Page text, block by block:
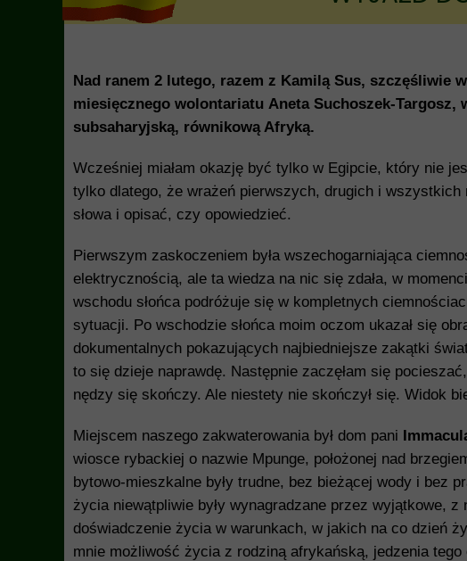
Nad ranem 2 lutego, razem z Kamilą Sus, szczęśliwie
miesięcznego wolontariatu Aneta Suchoszek-
subsaharyjską, równikową Afryką.
Wcześniej miałam okazję być tylko w Egipcie, który nie
tylko dlatego, że wrażeń pierwszych, drugich i
słowa i opisać, czy opowiedzieć.
Pierwszym zaskoczeniem była wszechogarniająca
elektrycznością, ale ta wiedza na nic się zdała, w
wschodu słońca podróżuje się w kompletnych
sytuacji. Po wschodzie słońca moim oczom ukazał się
dokumentalnych pokazujących najbiedniejsze zakątki
to się dzieje naprawdę. Następnie zaczęłam się
nędzy się skończy. Ale niestety nie skończył się. Widok
Miejscem naszego zakwaterowania był dom pani
wiosce rybackiej o nazwie Mpunge, położonej nad
bytowo-mieszkalne były trudne, bez bieżącej wody i bez
życia niewątpliwie były wynagradzane przez wyjątkowe, z
doświadczenie życia w warunkach, w jakich na co dzień
mnie możliwość życia z rodziną afrykańską, jedzenia